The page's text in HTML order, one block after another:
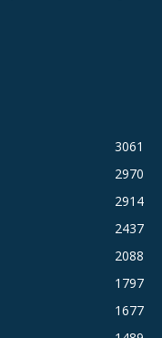
3061
2970
2914
2437
2088
1797
1677